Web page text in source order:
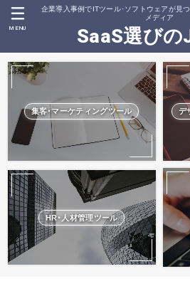
企業導入事例でITツール･ソフトウェアが見
メディア
SaaS選びの
MENU
集客･マーケティングツール デ
HR･人材管理ツール